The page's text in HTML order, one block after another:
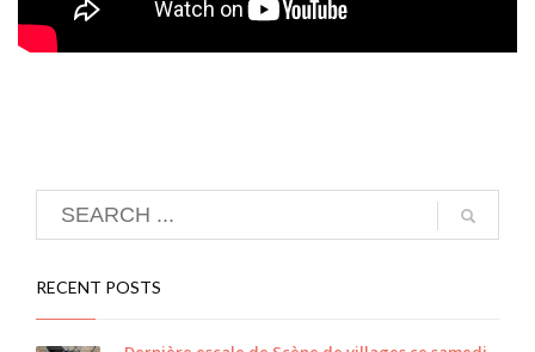
RECENT POSTS